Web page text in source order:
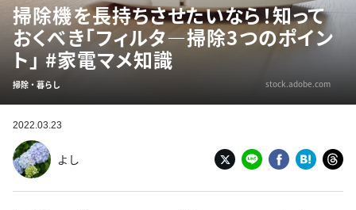
掃除機を長持ちさせたいなら！知って
おくべき「フィルタ―掃除3つのポイン
ト」 #家電マメ知識
掃除・暮らし stock.adobe.com
2022.03.23
よし